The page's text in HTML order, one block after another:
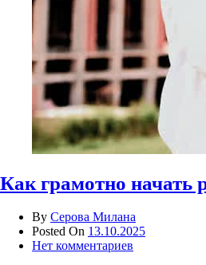
Как грамотно начать
By Серова Милана
Posted On 13.10.2025
Нет комментариев